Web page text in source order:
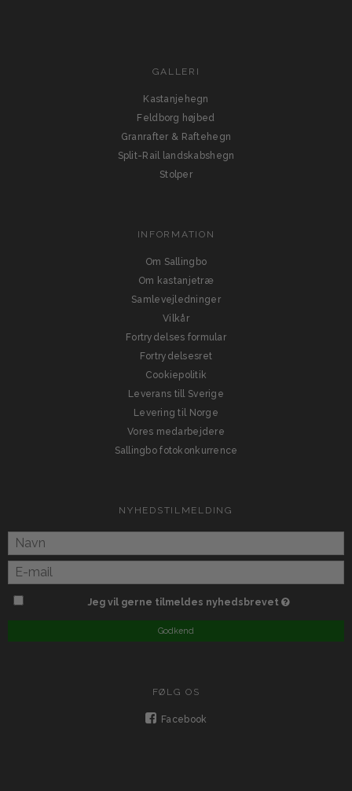
GALLERI
Kastanjehegn
Feldborg højbed
Granrafter & Raftehegn
Split-Rail landskabshegn
Stolper
INFORMATION
Om Sallingbo
Om kastanjetræ
Samlevejledninger
Vilkår
Fortrydelses formular
Fortrydelsesret
Cookiepolitik
Leverans till Sverige
Levering til Norge
Vores medarbejdere
Sallingbo fotokonkurrence
NYHEDSTILMELDING
Jeg vil gerne tilmeldes nyhedsbrevet
Godkend
FØLG OS
Facebook